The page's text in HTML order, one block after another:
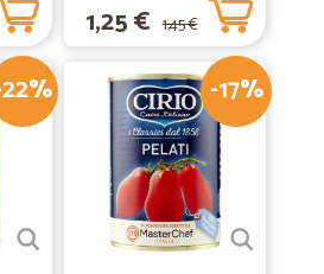
1,25 € 1,45 €
-17%